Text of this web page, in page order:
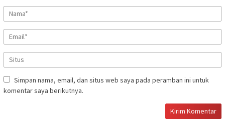
Simpan nama, email, dan situs web saya pada peramban ini untuk
komentar saya berikutnya.